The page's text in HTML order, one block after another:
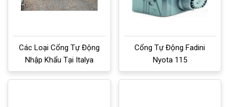
Các Loại Cổng Tự Động
Nhập Khẩu Tại Italya
Cổng Tự Động Fadini
Nyota 115